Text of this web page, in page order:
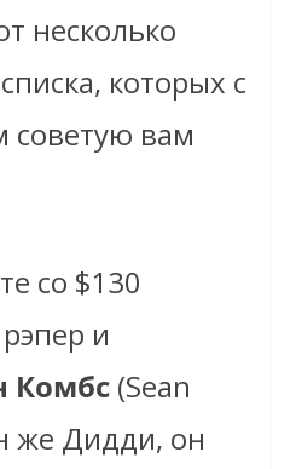
несколько
которых с
советую вам
со $130
и
Комбс (Sean
же Дидди, он